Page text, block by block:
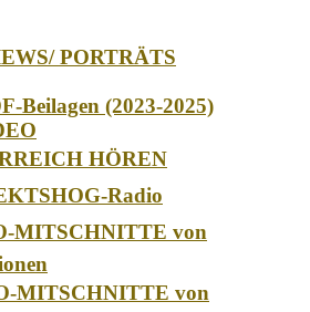
PORTRÄTS
Beilagen (2023-2025)
HÖREN
Radio
MITSCHNITTE von
MITSCHNITTE von